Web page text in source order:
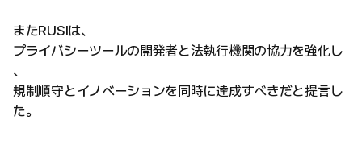
またRUSIは、
プライバシーツールの開発者と法執行機関の協力を強化し
、
規制順守とイノベーションを同時に達成すべきだと提言し
た。